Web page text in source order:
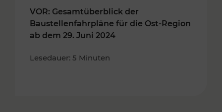
VOR: Gesamtüberblick der
Baustellenfahrpläne für die Ost-Region
ab dem 29. Juni 2024
Lesedauer: 5 Minuten